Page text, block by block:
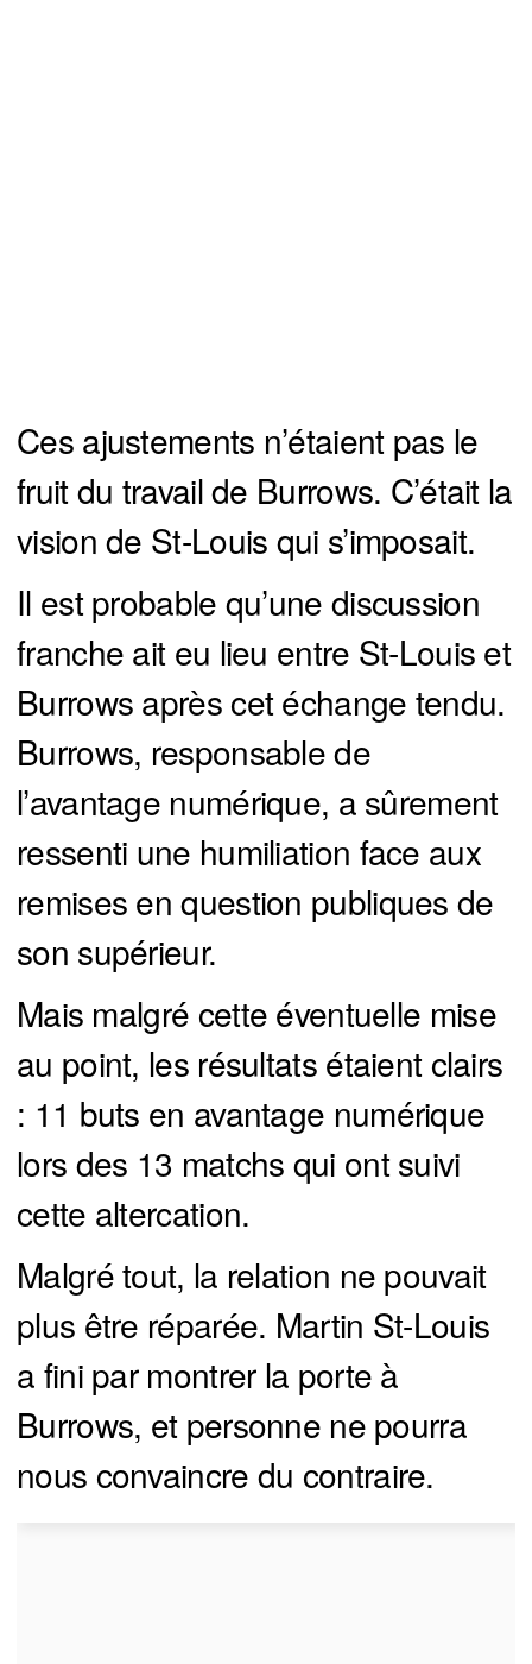
Ces ajustements n’étaient pas le
fruit du travail de Burrows. C’était la
vision de St-Louis qui s’imposait.
Il est probable qu’une discussion
franche ait eu lieu entre St-Louis et
Burrows après cet échange tendu.
Burrows, responsable de
l’avantage numérique, a sûrement
ressenti une humiliation face aux
remises en question publiques de
son supérieur.
Mais malgré cette éventuelle mise
au point, les résultats étaient clairs
: 11 buts en avantage numérique
lors des 13 matchs qui ont suivi
cette altercation.
Malgré tout, la relation ne pouvait
plus être réparée. Martin St-Louis
a fini par montrer la porte à
Burrows, et personne ne pourra
nous convaincre du contraire.